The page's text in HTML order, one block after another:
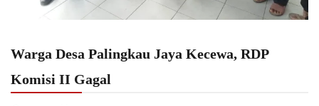
Warga Desa Palingkau Jaya Kecewa, RDP
Komisi II Gagal